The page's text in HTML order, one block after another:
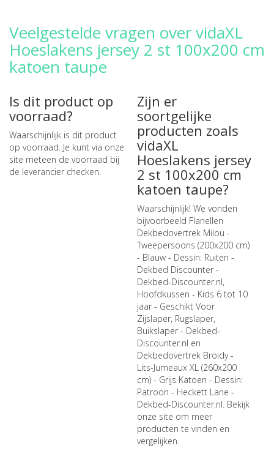
Veelgestelde vragen over vidaXL
Hoeslakens jersey 2 st 100x200 cm
katoen taupe
Is dit product op
voorraad?
Waarschijnlijk is dit product
op voorraad. Je kunt via onze
site meteen de voorraad bij
de leverancier checken.
Zijn er
soortgelijke
producten zoals
vidaXL
Hoeslakens jersey
2 st 100x200 cm
katoen taupe?
Waarschijnlijk! We vonden
bijvoorbeeld Flanellen
Dekbedovertrek Milou -
Tweepersoons (200x200 cm)
- Blauw - Dessin: Ruiten -
Dekbed Discounter -
Dekbed-Discounter.nl,
Hoofdkussen - Kids 6 tot 10
jaar - Geschikt Voor
Zijslaper, Rugslaper,
Buikslaper - Dekbed-
Discounter.nl en
Dekbedovertrek Broidy -
Lits-Jumeaux XL (260x200
cm) - Grijs Katoen - Dessin:
Patroon - Heckett Lane -
Dekbed-Discounter.nl. Bekijk
onze site om meer
producten te vinden en
vergelijken.